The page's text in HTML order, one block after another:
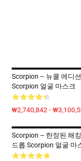
Scorpion – 뉴쿨 에디션
Scorpion 얼굴 마스크
₩2,740,842 -
Scorpion – 한정된 해
드롭 Scorpion 얼굴 마